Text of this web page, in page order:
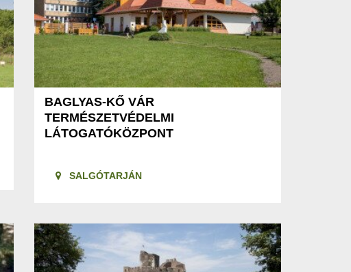
BAGLYAS-KŐ VÁR
TERMÉSZETVÉDELMI
LÁTOGATÓKÖZPONT
SALGÓTARJÁN